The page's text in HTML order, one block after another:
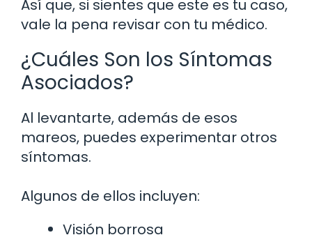
Así que, si sientes que este es tu caso,
vale la pena revisar con tu médico.
¿Cuáles Son los Síntomas
Asociados?
Al levantarte, además de esos
mareos, puedes experimentar otros
síntomas.
Algunos de ellos incluyen:
Visión borrosa